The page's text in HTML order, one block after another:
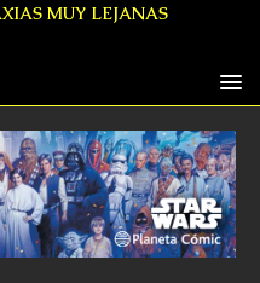
MUY LEJANAS